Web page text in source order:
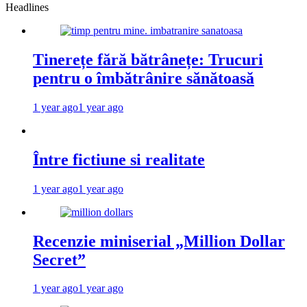
Headlines
Tinerețe fără bătrânețe: Trucuri
pentru o îmbătrânire sănătoasă
1 year ago1 year ago
Între fictiune si realitate
1 year ago1 year ago
Recenzie miniserial „Million Dollar
Secret”
1 year ago1 year ago